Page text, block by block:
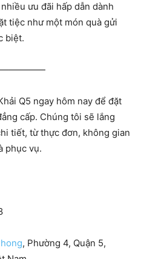
ưu đãi hấp dẫn dành
tiệc như một món quà gửi
biệt.
Q5 ngay hôm nay để đặt
cấp. Chúng tôi sẽ lắng
tiết, từ thực đơn, không gian
phục vụ.
, Phường 4, Quận 5,